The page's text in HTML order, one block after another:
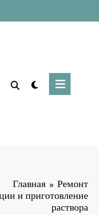
Главная
Ремонт
и приготовление
раствора